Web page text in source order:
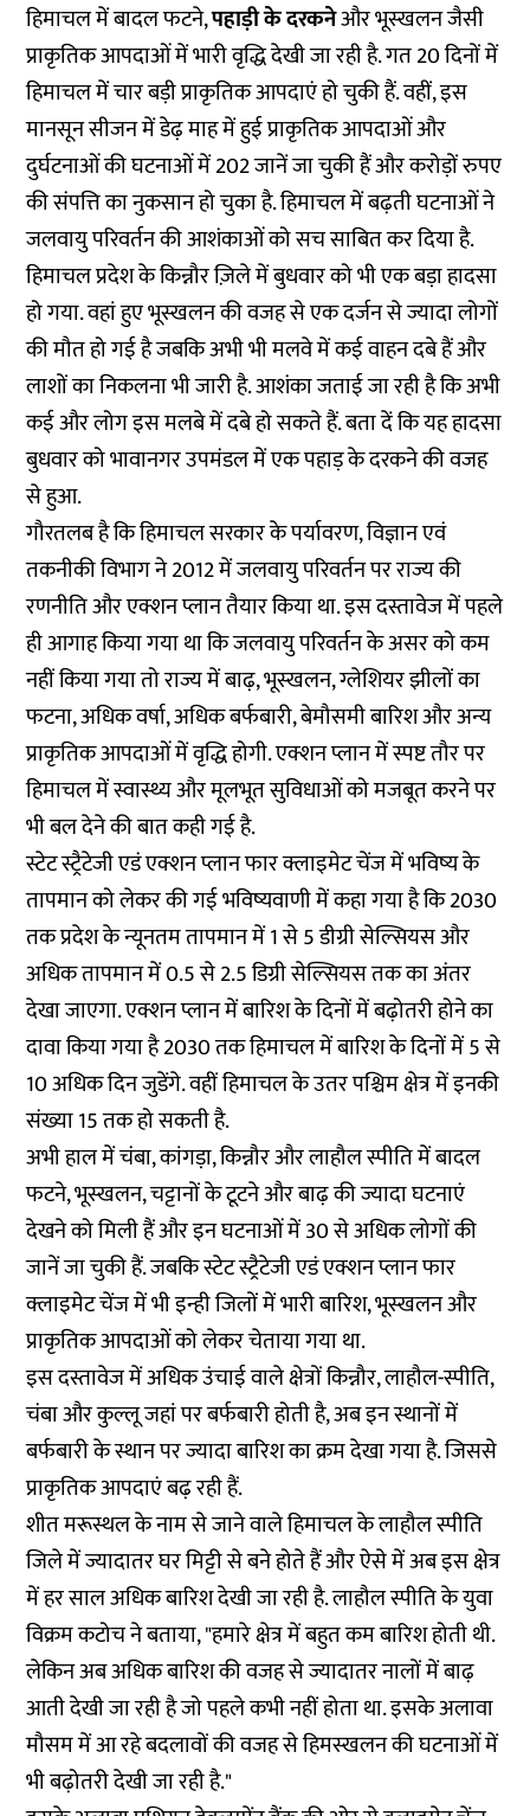
हिमाचल में बादल फटने,पहाड़ी के दरकनेऔर भूस्खलन जैसी
प्राकृतिक आपदाओं में भारी वृद्धि देखी जा रही है. गत 20 दिनों में
हिमाचल में चार बड़ी प्राकृतिक आपदाएं हो चुकी हैं. वहीं, इस
मानसून सीजन में डेढ़ माह में हुई प्राकृतिक आपदाओं और
दुर्घटनाओं की घटनाओं में 202 जानें जा चुकी हैं और करोड़ों रुपए
की संपत्ति का नुकसान हो चुका है. हिमाचल में बढ़ती घटनाओं ने
जलवायु परिवर्तन की आशंकाओं को सच साबित कर दिया है.
हिमाचल प्रदेश के किन्नौर ज़िले में बुधवार को भी एक बड़ा हादसा
हो गया. वहां हुए भूस्खलन की वजह से एक दर्जन से ज्यादा लोगों
की मौत हो गई है जबकि अभी भी मलवे में कई वाहन दबे हैं और
लाशों का निकलना भी जारी है. आशंका जताई जा रही है कि अभी
कई और लोग इस मलबे में दबे हो सकते हैं. बता दें कि यह हादसा
बुधवार को भावानगर उपमंडल में एक पहाड़ के दरकने की वजह
से हुआ.
गौरतलब है कि हिमाचल सरकार के पर्यावरण, विज्ञान एवं
तकनीकी विभाग ने 2012 में जलवायु परिवर्तन पर राज्य की
रणनीति और एक्शन प्लान तैयार किया था. इस दस्तावेज में पहले
ही आगाह किया गया था कि जलवायु परिवर्तन के असर को कम
नहीं किया गया तो राज्य में बाढ़, भूस्खलन, ग्लेशियर झीलों का
फटना, अधिक वर्षा, अधिक बर्फबारी, बेमौसमी बारिश और अन्य
प्राकृतिक आपदाओं में वृद्धि होगी. एक्शन प्लान में स्पष्ट तौर पर
हिमाचल में स्वास्थ्य और मूलभूत सुविधाओं को मजबूत करने पर
भी बल देने की बात कही गई है.
स्टेट स्ट्रैटेजी एडं एक्शन प्लान फार क्लाइमेट चेंज में भविष्य के
तापमान को लेकर की गई भविष्यवाणी में कहा गया है कि 2030
तक प्रदेश के न्यूनतम तापमान में 1 से 5 डीग्री सेल्सियस और
अधिक तापमान में 0.5 से 2.5 डिग्री सेल्सियस तक का अंतर
देखा जाएगा. एक्शन प्लान में बारिश के दिनों में बढ़ोतरी होने का
दावा किया गया है 2030 तक हिमाचल में बारिश के दिनों में 5 से
10 अधिक दिन जुडेंगे. वहीं हिमाचल के उतर पश्चिम क्षेत्र में इनकी
संख्या 15 तक हो सकती है.
अभी हाल में चंबा, कांगड़ा, किन्नौर और लाहौल स्पीति में बादल
फटने, भूस्खलन, चट्टानों के टूटने और बाढ़ की ज्यादा घटनाएं
देखने को मिली हैं और इन घटनाओं में 30 से अधिक लोगों की
जानें जा चुकी हैं. जबकि स्टेट स्ट्रैटेजी एडं एक्शन प्लान फार
क्लाइमेट चेंज में भी इन्ही जिलों में भारी बारिश, भूस्खलन और
प्राकृतिक आपदाओं को लेकर चेताया गया था.
इस दस्तावेज में अधिक उंचाई वाले क्षेत्रों किन्नौर, लाहौल-स्पीति,
चंबा और कुल्लू जहां पर बर्फबारी होती है, अब इन स्थानों में
बर्फबारी के स्थान पर ज्यादा बारिश का क्रम देखा गया है. जिससे
प्राकृतिक आपदाएं बढ़ रही हैं.
शीत मरूस्थल के नाम से जाने वाले हिमाचल के लाहौल स्पीति
जिले में ज्यादातर घर मिट्टी से बने होते हैं और ऐसे में अब इस क्षेत्र
में हर साल अधिक बारिश देखी जा रही है. लाहौल स्पीति के युवा
विक्रम कटोच ने बताया, "हमारे क्षेत्र में बहुत कम बारिश होती थी.
लेकिन अब अधिक बारिश की वजह से ज्यादातर नालों में बाढ़
आती देखी जा रही है जो पहले कभी नहीं होता था. इसके अलावा
मौसम में आ रहे बदलावों की वजह से हिमस्खलन की घटनाओं में
भी बढ़ोतरी देखी जा रही है."